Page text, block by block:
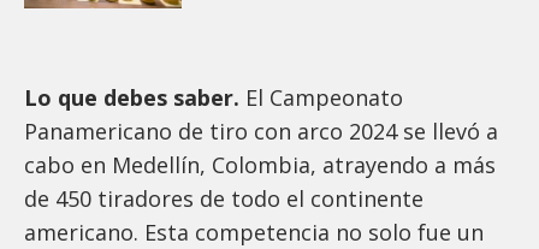
Lo que debes saber. El Campeonato
Panamericano de tiro con arco 2024 se llevó a
cabo en Medellín, Colombia, atrayendo a más
de 450 tiradores de todo el continente
americano. Esta competencia no solo fue un